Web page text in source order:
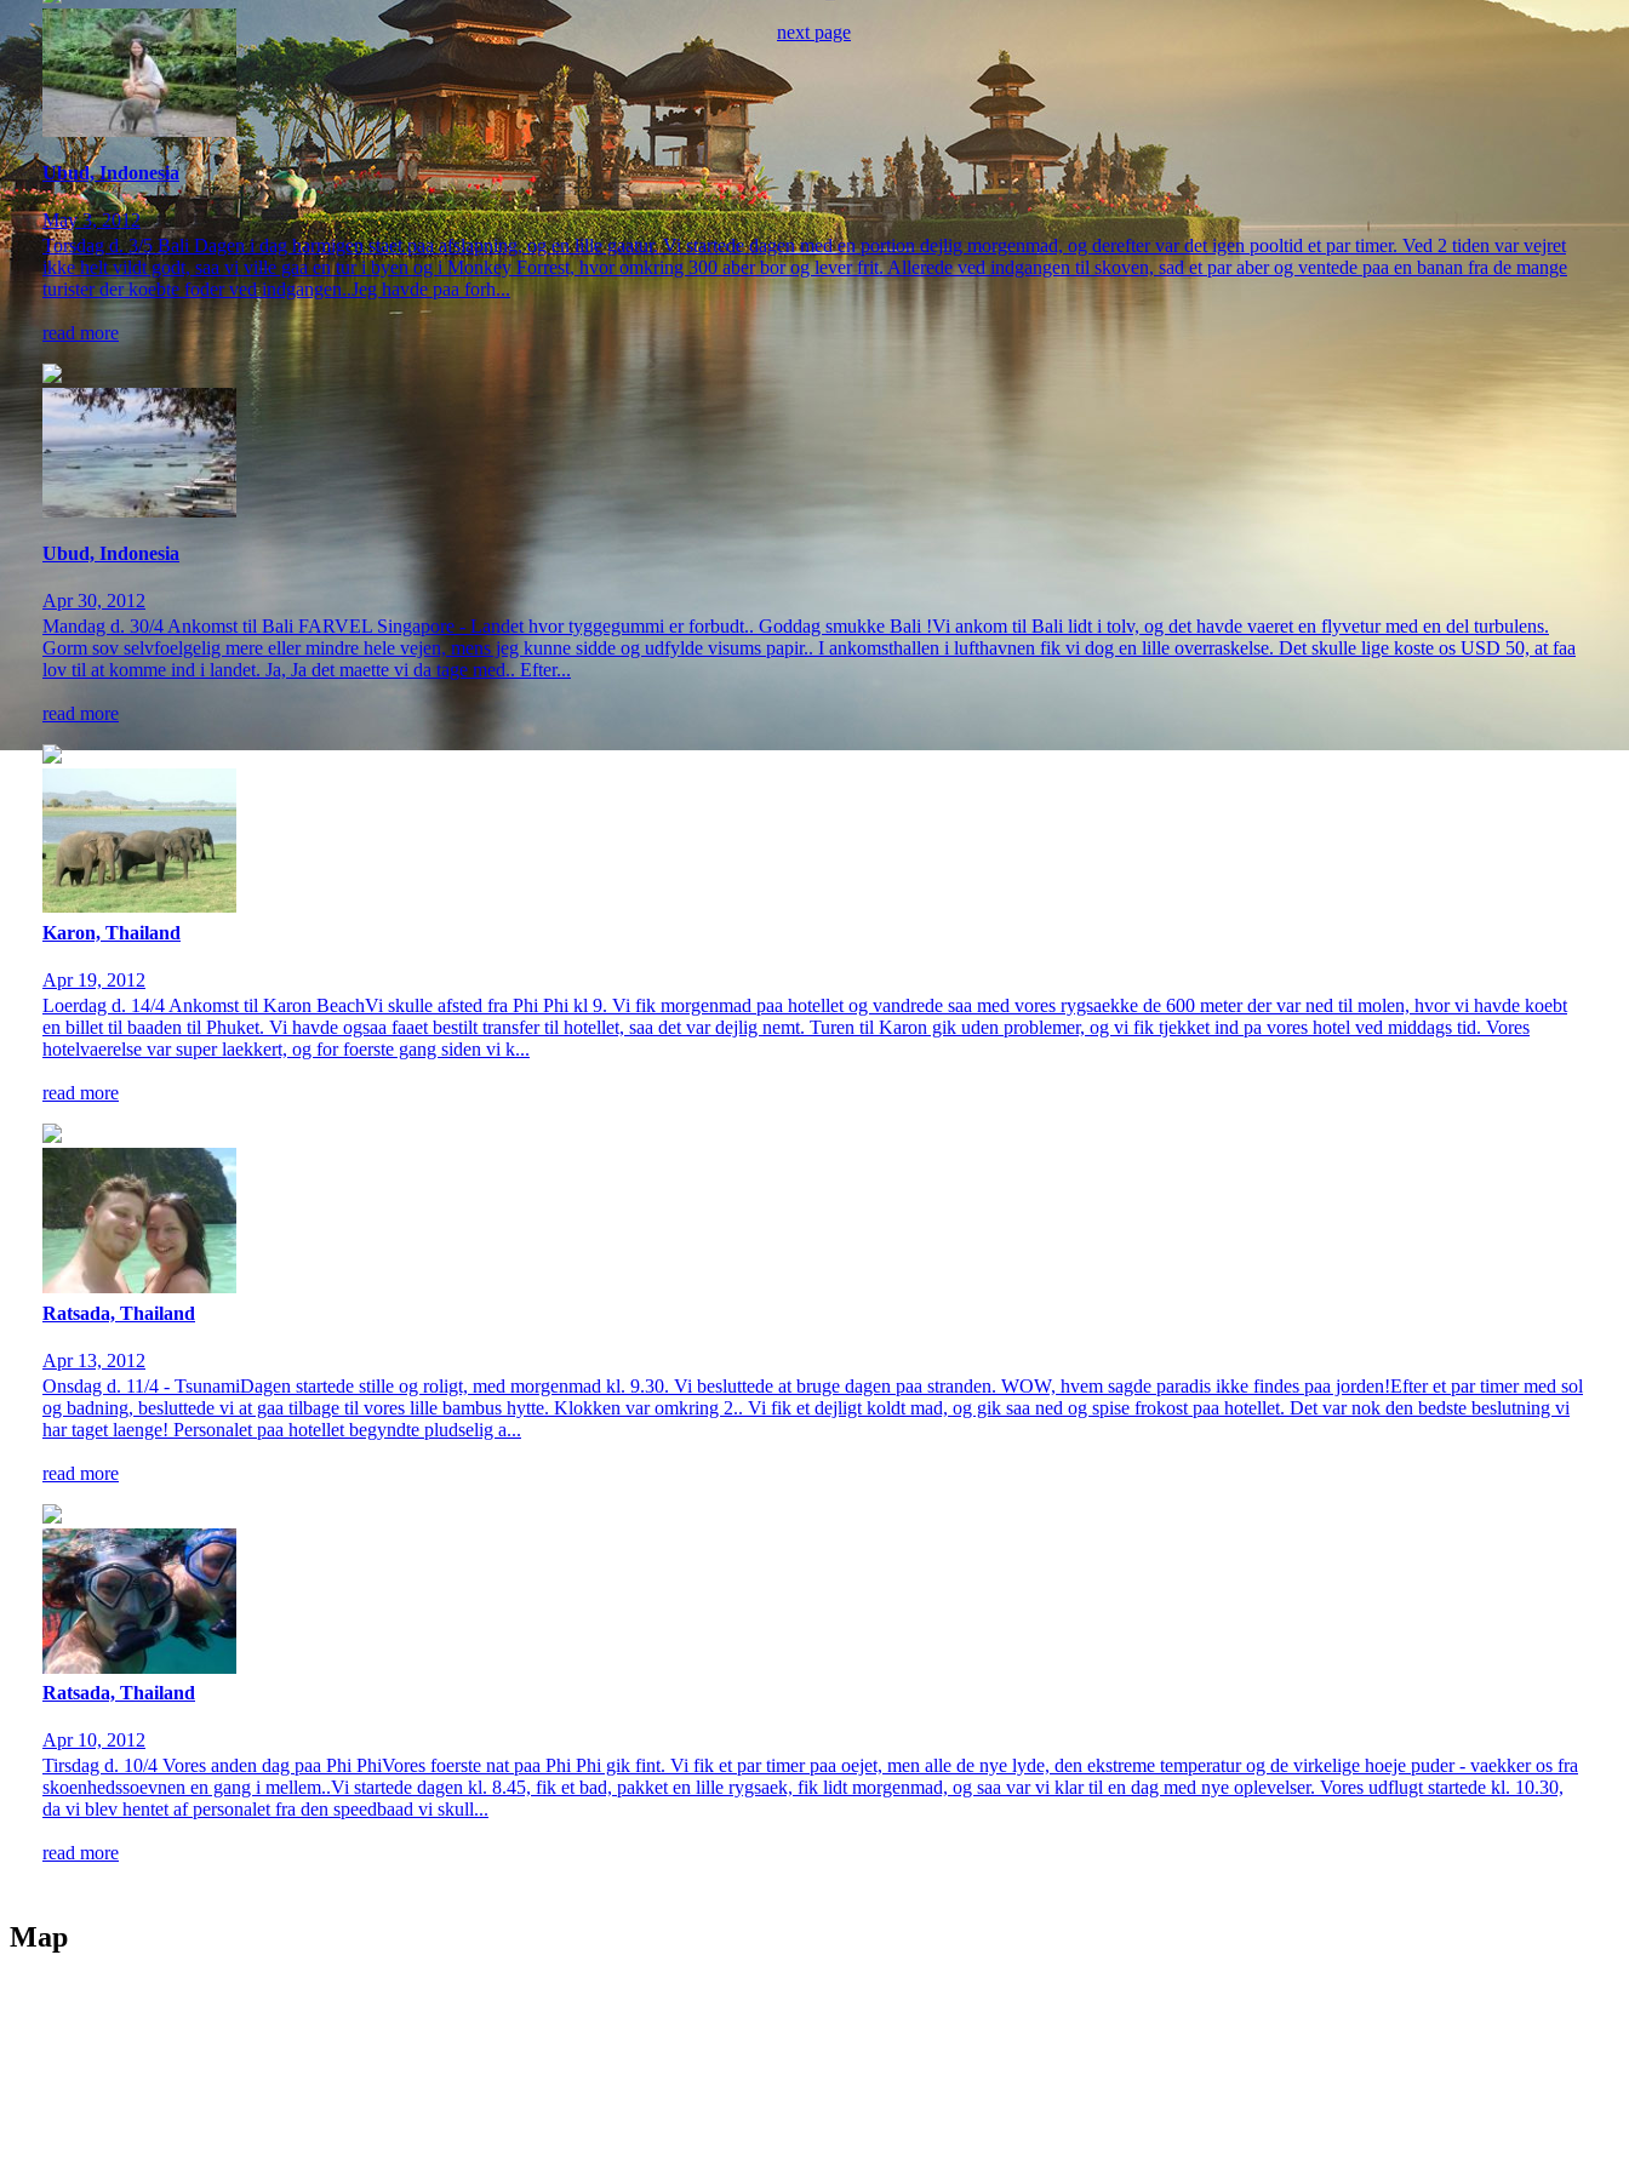
next page
Ubud, Indonesia
May 3, 2012
Torsdag d. 3/5 Bali Dagen i dag harmigen staet paa afslapning, og en lille gaatur. Vi startede dagen med en portion dejlig morgenmad, og derefter var det igen pooltid et par timer. Ved 2 tiden var vejret
ikke helt vildt godt, saa vi ville gaa en tur i byen og i Monkey Forrest, hvor omkring 300 aber bor og lever frit. Allerede ved indgangen til skoven, sad et par aber og ventede paa en banan fra de mange
turister der koebte foder ved indgangen..Jeg havde paa forh...
read more
Ubud, Indonesia
Apr 30, 2012
Mandag d. 30/4 Ankomst til Bali FARVEL Singapore - Landet hvor tyggegummi er forbudt.. Goddag smukke Bali !Vi ankom til Bali lidt i tolv, og det havde vaeret en flyvetur med en del turbulens.
Gorm sov selvfoelgelig mere eller mindre hele vejen, mens jeg kunne sidde og udfylde visums papir.. I ankomsthallen i lufthavnen fik vi dog en lille overraskelse. Det skulle lige koste os USD 50, at faa
lov til at komme ind i landet. Ja, Ja det maette vi da tage med.. Efter...
read more
Karon, Thailand
Apr 19, 2012
Loerdag d. 14/4 Ankomst til Karon BeachVi skulle afsted fra Phi Phi kl 9. Vi fik morgenmad paa hotellet og vandrede saa med vores rygsaekke de 600 meter der var ned til molen, hvor vi havde koebt
en billet til baaden til Phuket. Vi havde ogsaa faaet bestilt transfer til hotellet, saa det var dejlig nemt. Turen til Karon gik uden problemer, og vi fik tjekket ind pa vores hotel ved middags tid. Vores
hotelvaerelse var super laekkert, og for foerste gang siden vi k...
read more
Ratsada, Thailand
Apr 13, 2012
Onsdag d. 11/4 - TsunamiDagen startede stille og roligt, med morgenmad kl. 9.30. Vi besluttede at bruge dagen paa stranden. WOW, hvem sagde paradis ikke findes paa jorden!Efter et par timer med sol
og badning, besluttede vi at gaa tilbage til vores lille bambus hytte. Klokken var omkring 2.. Vi fik et dejligt koldt mad, og gik saa ned og spise frokost paa hotellet. Det var nok den bedste beslutning vi
har taget laenge! Personalet paa hotellet begyndte pludselig a...
read more
Ratsada, Thailand
Apr 10, 2012
Tirsdag d. 10/4 Vores anden dag paa Phi PhiVores foerste nat paa Phi Phi gik fint. Vi fik et par timer paa oejet, men alle de nye lyde, den ekstreme temperatur og de virkelige hoeje puder - vaekker os fra
skoenhedssoevnen en gang i mellem..Vi startede dagen kl. 8.45, fik et bad, pakket en lille rygsaek, fik lidt morgenmad, og saa var vi klar til en dag med nye oplevelser. Vores udflugt startede kl. 10.30,
da vi blev hentet af personalet fra den speedbaad vi skull...
read more
Map